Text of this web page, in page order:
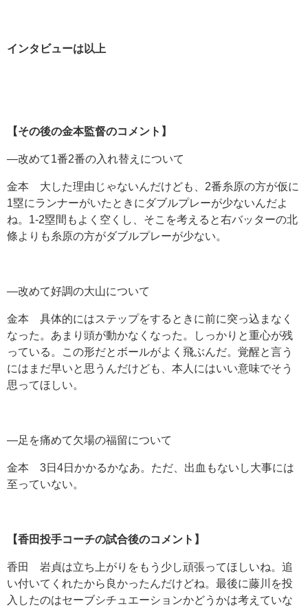
インタビューは以上
【その後の金本監督のコメント】
―改めて1番2番の入れ替えについて
金本 大した理由じゃないんだけども、2番糸原の方が仮に
1塁にランナーがいたときにダブルプレーが少ないんだよ
ね。1-2塁間もよく空くし、そこを考えると右バッターの北
條よりも糸原の方がダブルプレーが少ない。
―改めて好調の大山について
金本 具体的にはステップをするときに前に突っ込まなく
なった。あまり頭が動かなくなった。しっかりと重心が残
っている。この形だとボールがよく飛ぶんだ。覚醒と言う
にはまだ早いと思うんだけども、本人にはいい意味でそう
思ってほしい。
―足を痛めて欠場の福留について
金本 3日4日かかるかなあ。ただ、出血もないし大事には
至っていない。
【香田投手コーチの試合後のコメント】
香田 岩貞は立ち上がりをもう少し頑張ってほしいね。追
い付いてくれたから良かったんだけどね。最後に藤川を投
入したのはセーブシチュエーションかどうかは考えていな